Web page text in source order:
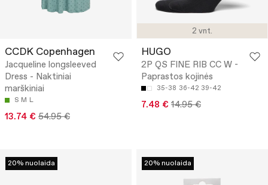
CCDK Copenhagen
Jacqueline longsleeved
Dress - Naktiniai
marškiniai
S M L
13.74 € 54.95 €
2 vnt.
HUGO
2P QS FINE RIB CC W -
Paprastos kojinės
35-38 36-42 39-42
7.48 € 14.95 €
20% nuolaida 20% nuolaida